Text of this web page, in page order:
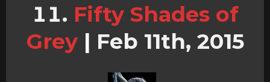
Fifty Shades of
Grey | Feb 11th, 2015